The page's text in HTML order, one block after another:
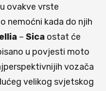
ovakve vrste
nemoćni kada do njih
– Sica ostat će
u povjesti moto
vozača
velikog svjetskog